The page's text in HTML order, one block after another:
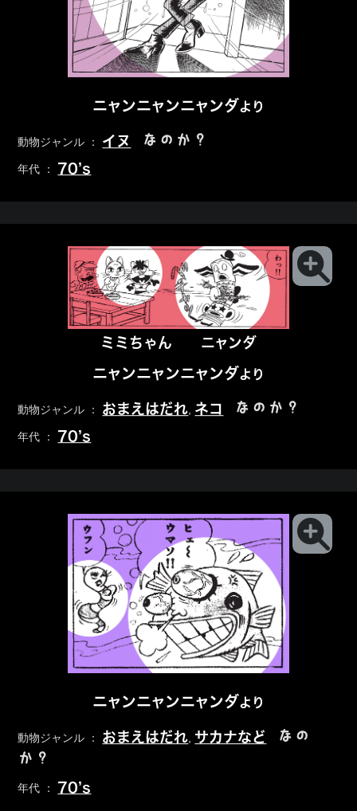
ニャンニャンニャンダより
動物ジャンル ： イヌ なのか？
年代 ： 70’s
ミミちゃん ニャンダ
ニャンニャンニャンダより
動物ジャンル ： おまえはだれ ネコ なのか？
年代 ： 70’s
ニャンニャンニャンダより
動物ジャンル ： おまえはだれ, サカナなど
なの
か？
年代 ： 70’s